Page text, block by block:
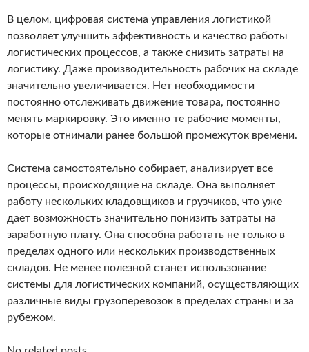
В целом, цифровая система управления логистикой
позволяет улучшить эффективность и качество работы
логистических процессов, а также снизить затраты на
логистику. Даже производительность рабочих на складе
значительно увеличивается. Нет необходимости
постоянно отслеживать движение товара, постоянно
менять маркировку. Это именно те рабочие моменты,
которые отнимали ранее большой промежуток времени.
Система самостоятельно собирает, анализирует все
процессы, происходящие на складе. Она выполняет
работу нескольких кладовщиков и грузчиков, что уже
дает возможность значительно понизить затраты на
заработную плату. Она способна работать не только в
пределах одного или нескольких производственных
складов. Не менее полезной станет использование
системы для логистических компаний, осуществляющих
различные виды грузоперевозок в пределах страны и за
рубежом.